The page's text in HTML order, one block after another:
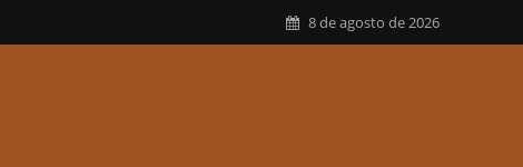
8 de agosto de 2026